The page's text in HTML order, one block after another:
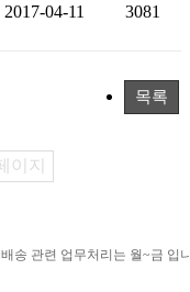
2017-04-11 3081
목록
이지
송 관련 업무처리는 월~금 입니